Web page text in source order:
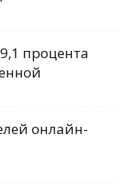
процента
онлайн-